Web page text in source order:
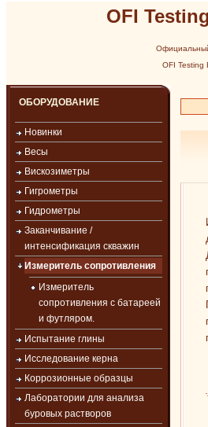
OFI
OFI Testing
ОБОРУДОВАНИЕ
Новинки
Весы
Вискозиметры
Гигрометры
Гидрометры
Заканчивание /
интенсификация скважин
Измеритель сопротивления
Измеритель
сопротивления с батареей
и футляром.
Испытание глины
Исследование керна
Коррозионные образцы
Лаборатории для анализа
буровых растворов